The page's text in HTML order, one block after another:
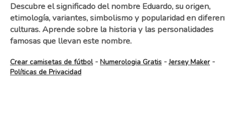
Descubre el significado del nombre Eduardo, su origen,
etimología, variantes, simbolismo y popularidad en
culturas. Aprende sobre la historia y las personalidades
famosas que llevan este nombre.
Crear camisetas de fútbol- Numerologia Gratis -Jersey Maker-
Políticas de Privacidad